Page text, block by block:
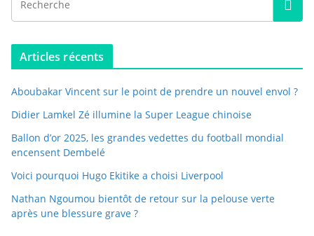
Articles récents
Aboubakar Vincent sur le point de prendre un nouvel envol ?
Didier Lamkel Zé illumine la Super League chinoise
Ballon d’or 2025, les grandes vedettes du football mondial
encensent Dembelé
Voici pourquoi Hugo Ekitike a choisi Liverpool
Nathan Ngoumou bientôt de retour sur la pelouse verte
après une blessure grave ?